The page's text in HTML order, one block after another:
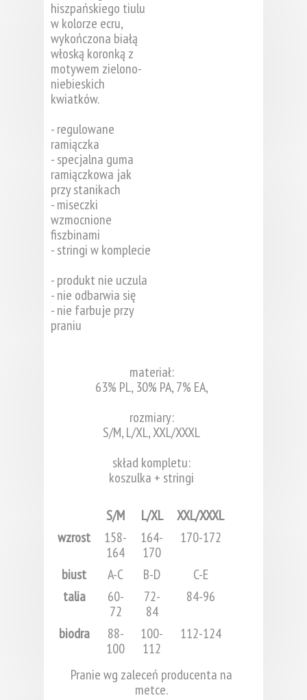
hiszpańskiego tiulu
w kolorze ecru,
wykończona białą
włoską koronką z
motywem zielono-
niebieskich
kwiatków.
- regulowane
ramiączka
- specjalna guma
ramiączkowa jak
przy stanikach
- miseczki
wzmocnione
fiszbinami
- stringi w komplecie
- produkt nie uczula
- nie odbarwia się
- nie farbuje przy
praniu
materiał:
63% PL, 30% PA, 7% EA,
rozmiary:
S/M, L/XL, XXL/XXXL
skład kompletu:
koszulka + stringi
S/M L/XL
XXL/XXXL
wzrost
158-
164
164-
170
170-172
biust A-C B-D
C-E
talia
60-
72
72-
84
84-96
biodra
88-
100
100-
112
112-124
Pranie wg zaleceń producenta na
metce.